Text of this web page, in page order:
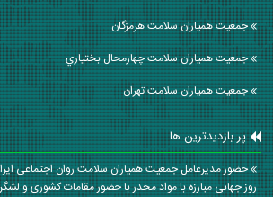
جمعیت همیاران سلامت هرمزگان
جمعیت همیاران سلامت چهارمحال بختياري
جمعیت همیاران سلامت تهران
پر بازدیدترین ها
حضور مدیرعامل جمعیت همیاران سلامت روان اجتماعی
روز جهانی مبارزه با مواد مخدر با حضور مقامات کشوری و